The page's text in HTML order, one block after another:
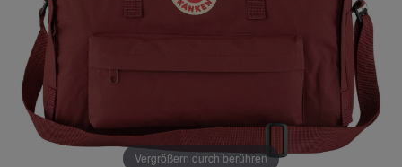
Vergrößern durch berühren